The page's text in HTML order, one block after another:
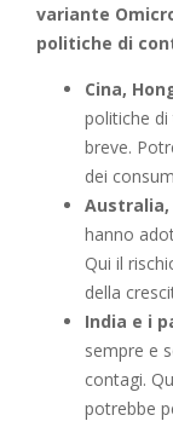
variante
politiche di
Cina,
politiche
breve.
dei
Australia,
hanno
Qui il
della
India e i
sempre e
contagi.
potrebbe